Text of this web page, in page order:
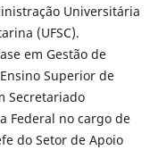
Universitária
(UFSC).
em Gestão de
Superior de
Secretariado
Federal no cargo de
do Setor de Apoio